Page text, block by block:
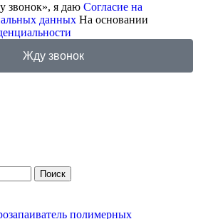
звонок», я даю Согласие на
данных На основании
Жду звонок
Поиск